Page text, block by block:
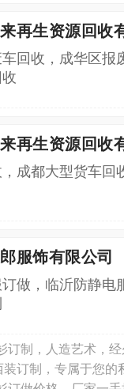
再生资源回收
回收，成华区报
再生资源回收
成都大型货车回
服饰有限公司
做，临沂防静电
订制，人造艺术，
订制，专属于您的